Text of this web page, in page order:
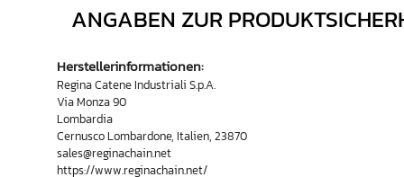
ANGABEN ZUR
Herstellerinformationen:
Regina Catene Industriali S.p.A.
Via Monza 90
Lombardia
Cernusco Lombardone, Italien, 23870
sales@reginachain.net
https://www.reginachain.net/